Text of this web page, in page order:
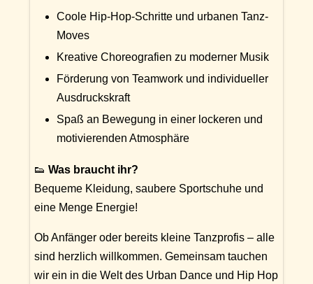
Coole Hip-Hop-Schritte und urbanen Tanz-
Moves
Kreative Choreografien zu moderner Musik
Förderung von Teamwork und individueller
Ausdruckskraft
Spaß an Bewegung in einer lockeren und
motivierenden Atmosphäre
👟 Was braucht ihr?
Bequeme Kleidung, saubere Sportschuhe und
eine Menge Energie!
Ob Anfänger oder bereits kleine Tanzprofis – alle
sind herzlich willkommen. Gemeinsam tauchen
wir ein in die Welt des Urban Dance und Hip Hop